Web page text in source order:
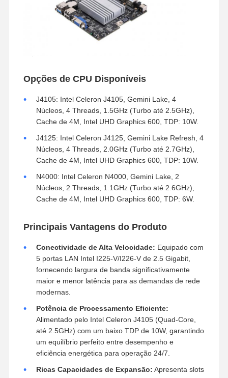
Opções de CPU Disponíveis
J4105: Intel Celeron J4105, Gemini Lake, 4
Núcleos, 4 Threads, 1.5GHz (Turbo até 2.5GHz),
Cache de 4M, Intel UHD Graphics 600, TDP: 10W.
J4125: Intel Celeron J4125, Gemini Lake Refresh, 4
Núcleos, 4 Threads, 2.0GHz (Turbo até 2.7GHz),
Cache de 4M, Intel UHD Graphics 600, TDP: 10W.
N4000: Intel Celeron N4000, Gemini Lake, 2
Núcleos, 2 Threads, 1.1GHz (Turbo até 2.6GHz),
Cache de 4M, Intel UHD Graphics 600, TDP: 6W.
Principais Vantagens do Produto
Conectividade de Alta Velocidade: Equipado com
5 portas LAN Intel I225-V/I226-V de 2.5 Gigabit,
fornecendo largura de banda significativamente
maior e menor latência para as demandas de rede
modernas.
Potência de Processamento Eficiente:
Alimentado pelo Intel Celeron J4105 (Quad-Core,
até 2.5GHz) com um baixo TDP de 10W, garantindo
um equilíbrio perfeito entre desempenho e
eficiência energética para operação 24/7.
Ricas Capacidades de Expansão: Apresenta slots